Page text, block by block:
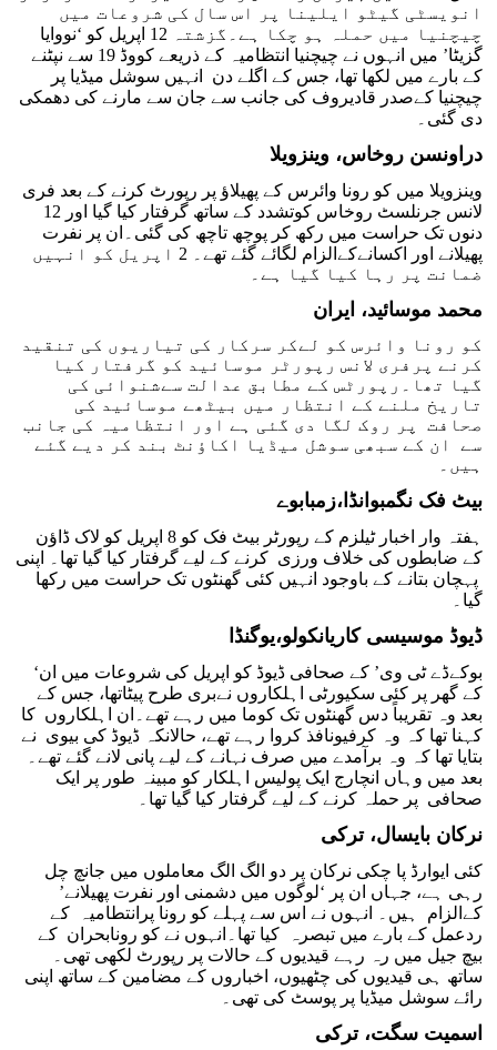
انویسٹی گیٹو ایلینا پر اس سال کی شروعات میں
چیچنیا میں حملہ ہو چکا ہے۔گزشتہ 12 اپریل کو ‘نووایا
گزیٹا’ میں انہوں نے چیچنیا انتظامیہ کے ذریعے کووڈ 19 سے نپٹنے
کے بارے میں لکھا تھا، جس کے اگلے دن انہیں سوشل میڈیا پر
چیچنیا کےصدر قادیروف کی جانب سے جان سے مارنے کی دھمکی
دی گئی۔
دراونسن روخاس، وینزویلا
وینزویلا میں کو رونا وائرس کے پھیلاؤ پر رپورٹ کرنے کے بعد فری
لانس جرنلسٹ روخاس کوتشدد کے ساتھ گرفتار کیا گیا اور 12
دنوں تک حراست میں رکھ کر پوچھ تاچھ کی گئی۔ان پر نفرت
پھیلانے اور اکسانےکےالزام لگائے گئے تھے۔ 2 اپریل کو انہیں
ضمانت پر رہا کیا گیا ہے۔
محمد موسائید، ایران
کو رونا وائرس کو لےکر سرکار کی تیاریوں کی تنقید
کرنے پرفری لانس رپورٹر موسائید کو گرفتار کیا
گیا تھا۔رپورٹس کے مطابق عدالت سےشنوائی کی
تاریخ ملنے کے انتظار میں بیٹھے موسائید کی
صحافت پر روک لگا دی گئی ہے اور انتظامیہ کی جانب
سے ان کے سبھی سوشل میڈیا اکاؤنٹ بند کر دیے گئے
ہیں۔
بیٹ فک نگمبوانڈا،زمبابوے
ہفتہ وار اخبار ٹیلزم کے رپورٹر بیٹ فک کو 8 اپریل کو لاک ڈاؤن
کے ضابطوں کی خلاف ورزی کرنے کے لیے گرفتار کیا گیا تھا۔ اپنی
پہچان بتانے کے باوجود انہیں کئی گھنٹوں تک حراست میں رکھا
گیا۔
ڈیوڈ موسیسی کاریانکولو،یوگنڈا
‘بوکےڈے ٹی وی’ کے صحافی ڈیوڈ کو اپریل کی شروعات میں ان
کے گھر پر کئی سکیورٹی اہلکاروں نےبری طرح پیٹاتھا، جس کے
بعد وہ تقریباً دس گھنٹوں تک کوما میں رہے تھے۔ان اہلکاروں کا
کہنا تھا کہ وہ کرفیونافذ کروا رہے تھے، حالانکہ ڈیوڈ کی بیوی نے
بتایا تھا کہ وہ برآمدے میں صرف نہانے کے لیے پانی لانے گئے تھے۔
بعد میں وہاں انچارج ایک پولیس اہلکار کو مبینہ طور پر ایک
صحافی پر حملہ کرنے کے لیے گرفتار کیا گیا تھا۔
نرکان بایسال، ترکی
کئی ایوارڈ پا چکی نرکان پر دو الگ الگ معاملوں میں جانچ چل
رہی ہے، جہاں ان پر ‘لوگوں میں دشمنی اور نفرت پھیلانے’
کےالزام ہیں۔ انہوں نے اس سے پہلے کو رونا پرانتطامیہ کے
ردعمل کے بارے میں تبصرہ کیا تھا۔انہوں نے کو رونابحران کے
بیچ جیل میں رہ رہے قیدیوں کے حالات پر رپورٹ لکھی تھی۔
ساتھ ہی قیدیوں کی چٹھیوں، اخباروں کے مضامین کے ساتھ اپنی
رائے سوشل میڈیا پر پوسٹ کی تھی۔
اسمیت سگت، ترکی